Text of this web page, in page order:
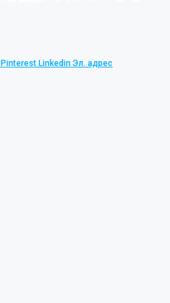
Pinterest Linkedin Эл. адрес